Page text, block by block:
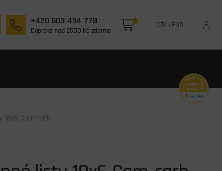
+420 603 494 778
Doprava nad 2500 Kč zdarma
0 CZK | EUR
Cam-carb